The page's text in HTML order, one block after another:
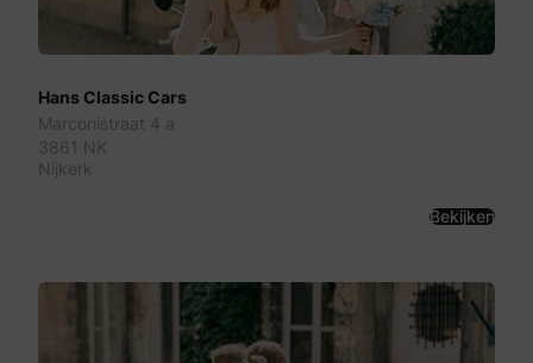
Hans Classic Cars
Marconistraat 4 a
3861 NK
Nijkerk
Bekijken